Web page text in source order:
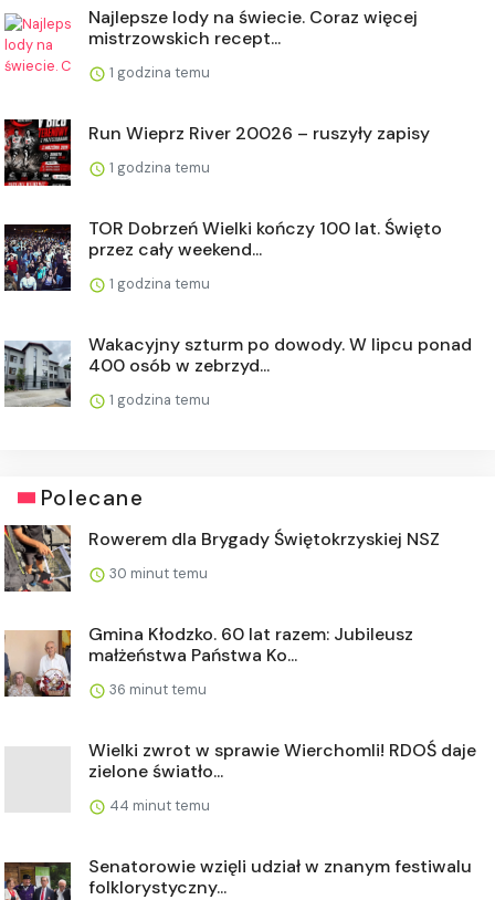
Najlepsze lody na świecie. Coraz więcej
mistrzowskich recept...
1 godzina temu
Run Wieprz River 20026 – ruszyły zapisy
1 godzina temu
TOR Dobrzeń Wielki kończy 100 lat. Święto
przez cały weekend...
1 godzina temu
Wakacyjny szturm po dowody. W lipcu ponad
400 osób w zebrzyd...
1 godzina temu
Polecane
Rowerem dla Brygady Świętokrzyskiej NSZ
30 minut temu
Gmina Kłodzko. 60 lat razem: Jubileusz
małżeństwa Państwa Ko...
36 minut temu
Wielki zwrot w sprawie Wierchomli! RDOŚ daje
zielone światło...
44 minut temu
Senatorowie wzięli udział w znanym festiwalu
folklorystyczny...